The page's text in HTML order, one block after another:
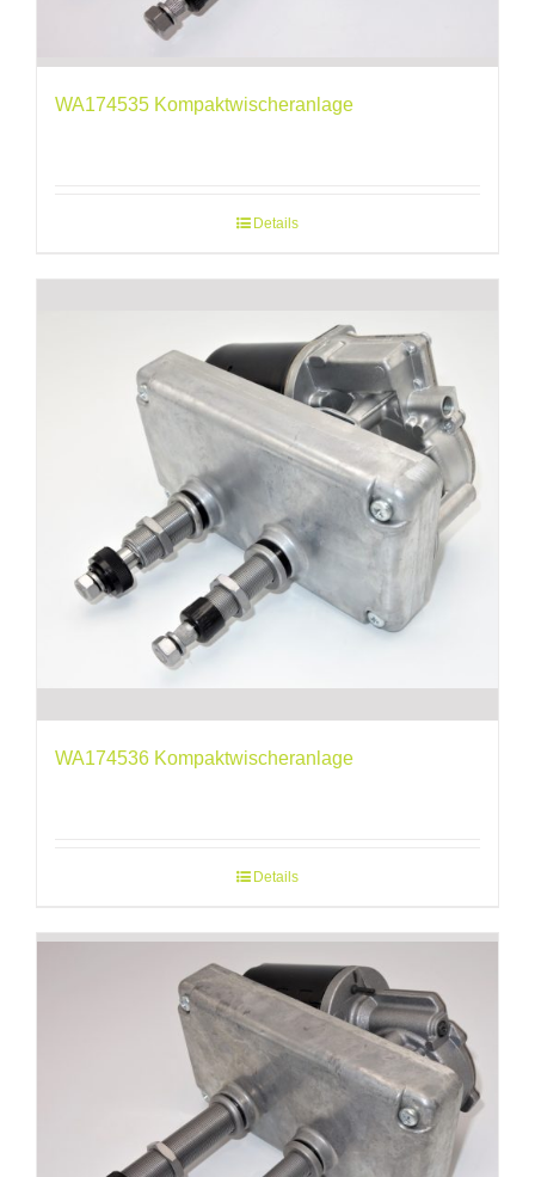
WA174535 Kompaktwischeranlage
Details
WA174536 Kompaktwischeranlage
Details